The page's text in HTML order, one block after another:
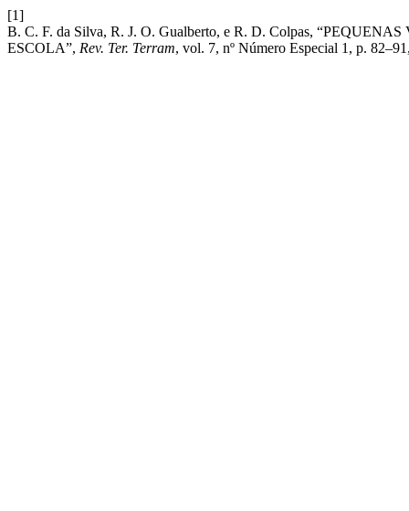
[1]
B. C. F. da Silva, R. J. O. Gualberto, e R. D. Colpas,
ESCOLA”, Rev. Ter. Terram, vol. 7, nº Número Especial 1, p.